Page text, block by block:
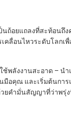
ป็นถ้อยแถลงที่สะท้อน
ลื่อนไหวระดับโลกเ
ช้พลังงานสะอาด – น
อคุณ และเริ่มต้นการ
ยคำมั่นสัญญาที่ว่าพรุ่